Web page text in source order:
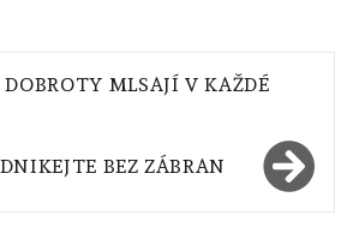
DOBROTY MLSAJÍ V KAŽDÉ
BEZ ZÁBRAN